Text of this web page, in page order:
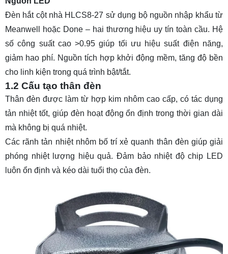
Đèn hắt cột nhà HLCS8-27 sử dụng bộ nguồn nhập khẩu từ
Meanwell hoặc Done – hai thương hiệu uy tín toàn cầu. Hệ
số công suất cao >0.95 giúp tối ưu hiệu suất điện năng,
giảm hao phí. Nguồn tích hợp khởi động mềm, tăng độ bền
cho linh kiện trong quá trình bật/tắt.
1.2 Cấu tạo thân đèn
Thân đèn được làm từ hợp kim nhôm cao cấp, có tác dụng
tản nhiệt tốt, giúp đèn hoạt động ổn định trong thời gian dài
mà không bị quá nhiệt.
Các rãnh tản nhiệt nhôm bố trí xẻ quanh thân đèn giúp giải
phóng nhiệt lượng hiệu quả. Đảm bảo nhiệt độ chip LED
luôn ổn định và kéo dài tuổi thọ của đèn.